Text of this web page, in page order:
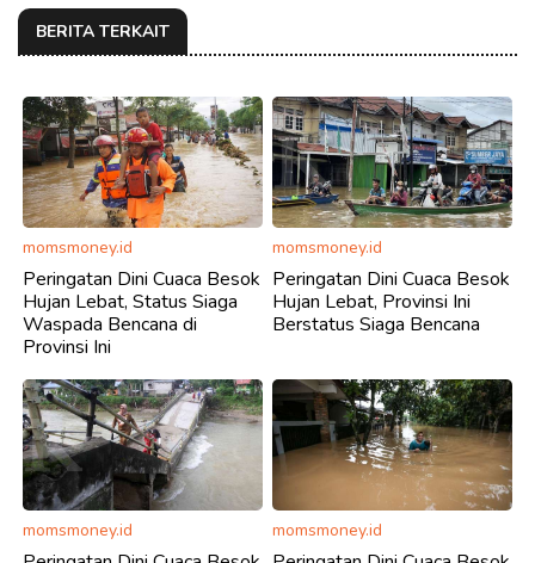
BERITA TERKAIT
momsmoney.id
Peringatan Dini Cuaca Besok
Hujan Lebat, Status Siaga
Waspada Bencana di
Provinsi Ini
momsmoney.id
Peringatan Dini Cuaca Besok
Hujan Lebat, Provinsi Ini
Berstatus Siaga Bencana
momsmoney.id momsmoney.id